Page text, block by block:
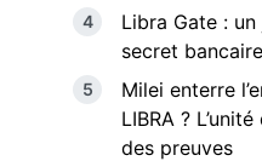
Libra Gate :
secret
Milei enterre
LIBRA ?
des preuves